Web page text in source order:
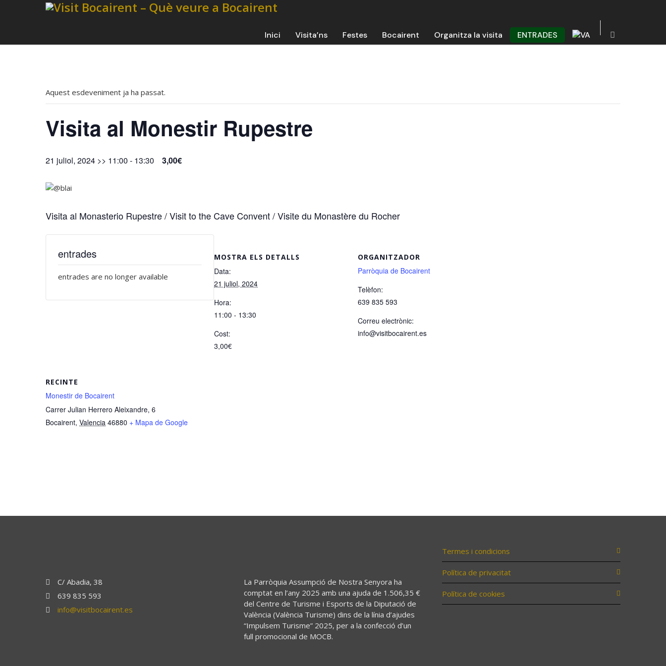
Inici Visita’ns Festes Bocairent Organitza la visita ENTRADES
Aquest esdeveniment ja ha passat.
Visita al Monestir Rupestre
21 juliol, 2024 >> 11:00 - 13:30 3,00€
Visita al Monasterio Rupestre / Visit to the Cave Convent / Visite du Monastère du Rocher
MOSTRA ELS DETALLS
Data:
21 juliol, 2024
Hora:
11:00 - 13:30
Cost:
3,00€
ORGANITZADOR
Parròquia de Bocairent
Telèfon:
639 835 593
Correu electrònic:
info@visitbocairent.es
RECINTE
Monestir de Bocairent
Carrer Julian Herrero Aleixandre, 6
Bocairent, Valencia 46880 + Mapa de Google
entrades
entrades are no longer available
C/ Abadia, 38
639 835 593
info@visitbocairent.es
La Parròquia Assumpció de Nostra Senyora ha
comptat en l’any 2025 amb una ajuda de 1.506,35 €
del Centre de Turisme i Esports de la Diputació de
València (València Turisme) dins de la línia d’ajudes
“Impulsem Turisme” 2025, per a la confecció d’un
full promocional de MOCB.
Termes i condicions
Política de privacitat
Política de cookies